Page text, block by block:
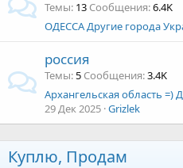
Темы 13 Сообщения 6.4K
ОДЕССА Другие города
россия
Темы 5 Сообщения 3.4K
Архангельская область =)
29 Дек 2025 Grizlek
Куплю, Продам